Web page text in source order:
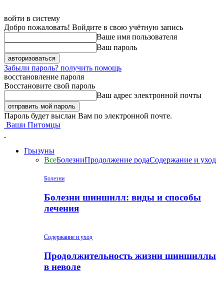
войти в систему
Добро пожаловать! Войдите в свою учётную запись
Ваше имя пользователя
Ваш пароль
Забыли пароль? получить помощь
восстановление пароля
Восстановите свой пароль
Ваш адрес электронной почты
Пароль будет выслан Вам по электронной почте.
Ваши Питомцы
Грызуны
ВсеБолезниПродолжение родаСодержание и уход
Болезни
Болезни шиншилл: виды и способы
лечения
Содержание и уход
Продолжительность жизни шиншиллы
в неволе